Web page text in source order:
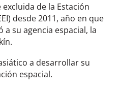
de la Estación
desde 2011, año en que
su agencia espacial, la
a desarrollar su
espacial.